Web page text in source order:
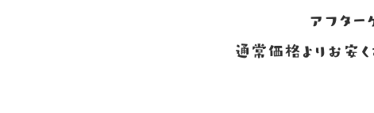
アフター
通常価格よりお安く